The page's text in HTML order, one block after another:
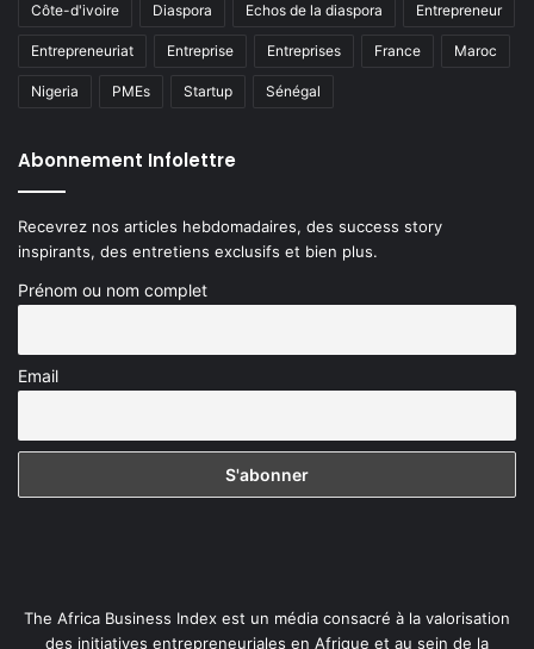
Côte-d'ivoire Diaspora Echos de la diaspora Entrepreneur
Entrepreneuriat Entreprise Entreprises France Maroc
Nigeria PMEs Startup Sénégal
Abonnement Infolettre
Recevrez nos articles hebdomadaires, des success story
inspirants, des entretiens exclusifs et bien plus.
Prénom ou nom complet
Email
The Africa Business Index est un média consacré à la valorisation
des initiatives entrepreneuriales en Afrique et au sein de la